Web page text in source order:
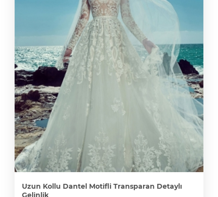
Uzun Kollu Dantel Motifli Transparan Detaylı
Gelinlik